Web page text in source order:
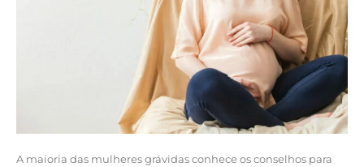
A maioria das mulheres grávidas conhece os conselhos para